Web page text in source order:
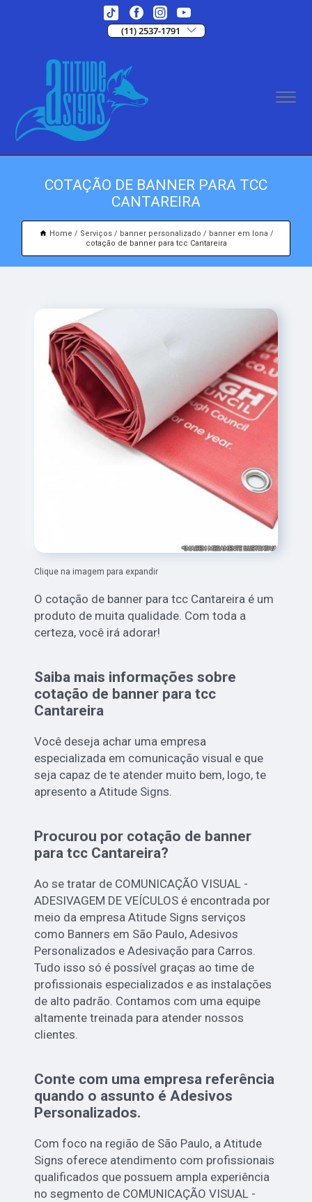
(11) 2537-1791
COTAÇÃO DE BANNER PARA TCC
CANTAREIRA
Home Serviços banner personalizado
banner em lona
cotação de banner para tcc Cantareira
Clique na imagem para expandir
O cotação de banner para tcc Cantareira é um
produto de muita qualidade. Com toda a
certeza, você irá adorar!
Saiba mais informações sobre
cotação de banner para tcc
Cantareira
Você deseja achar uma empresa
especializada em comunicação visual e que
seja capaz de te atender muito bem, logo, te
apresento a Atitude Signs.
Procurou por cotação de banner
para tcc Cantareira?
Ao se tratar de COMUNICAÇÃO VISUAL -
ADESIVAGEM DE VEÍCULOS é encontrada por
meio da empresa Atitude Signs serviços
como Banners em São Paulo, Adesivos
Personalizados e Adesivação para Carros.
Tudo isso só é possível graças ao time de
profissionais especializados e as instalações
de alto padrão. Contamos com uma equipe
altamente treinada para atender nossos
clientes.
Conte com uma empresa referência
quando o assunto éAdesivos
Personalizados.
Com foco na região de São Paulo, a Atitude
Signs oferece atendimento com profissionais
qualificados que possuem ampla experiência
no segmento de COMUNICAÇÃO VISUAL -